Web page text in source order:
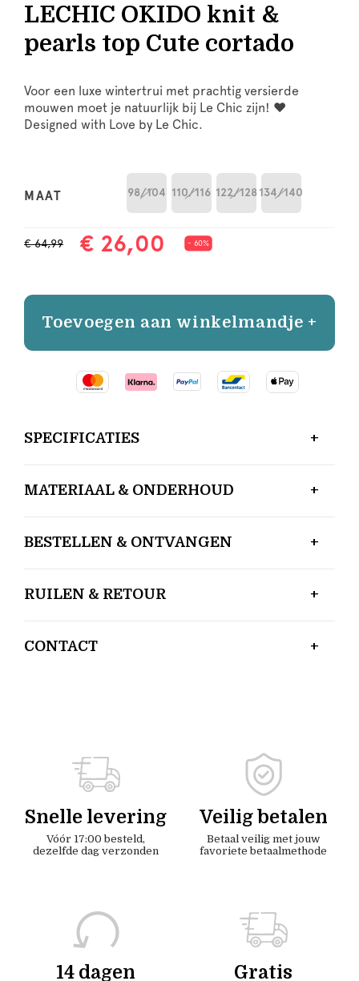
LECHIC OKIDO knit &
pearls top Cute cortado
Voor een luxe wintertrui met prachtig versierde
mouwen moet je natuurlijk bij Le Chic zijn! ♥
Designed with Love by Le Chic.
MAAT 98/104 110/116 122/128 134/140
€ 64,99 € 26,00 - 60%
Toevoegen aan winkelmandje +
SPECIFICATIES
MATERIAAL & ONDERHOUD
BESTELLEN & ONTVANGEN
RUILEN & RETOUR
CONTACT
Snelle levering
Vóór 17:00 besteld,
dezelfde dag verzonden
Veilig betalen
Betaal veilig met jouw
favoriete betaalmethode
14 dagen Gratis